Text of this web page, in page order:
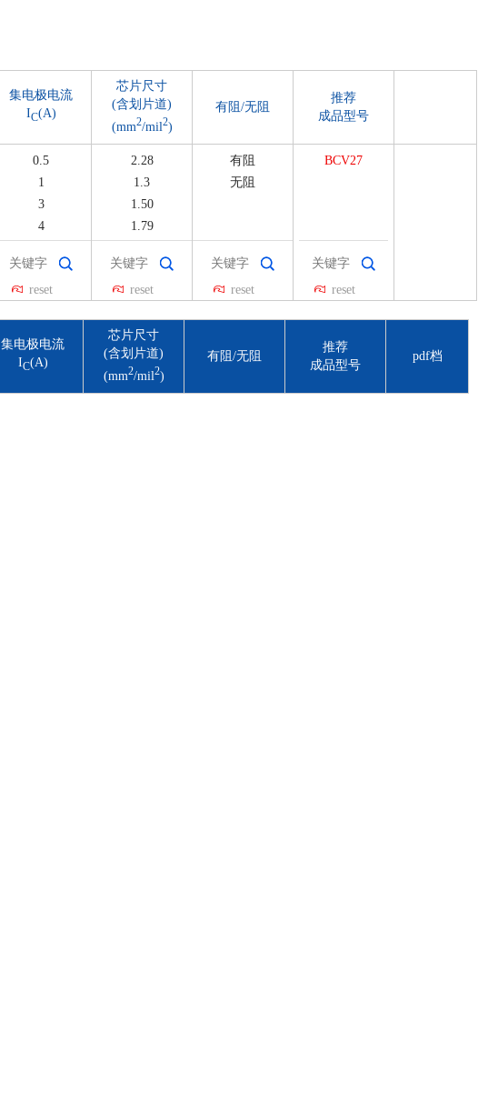
集电极电流
IC(A)
芯片尺寸
(含划片道)
(mm2/mil2)
有阻/无阻
推荐
成品型号
0.5
1
3
4
6
8
10
15
reset
2.28
1.3
1.50
1.79
2.50
0.65
5.50×4.50
5.50
4.00
reset
有阻
无阻
reset
BCV27
reset
集电极电流
IC(A)
芯片尺寸
(含划片道)
(mm2/mil2)
有阻/无阻
推荐
成品型号
pdf档